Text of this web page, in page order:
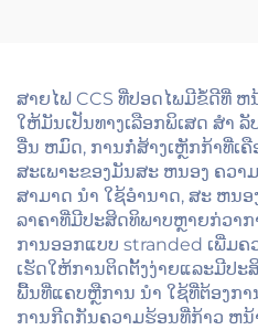
ສາຍໄຟ CCS ທີ່ປອດໄພມີຂໍ້ດີທີ່ ຫ
ໃຫ້ມັນເປັນທາງເລືອກພິເສດ ສໍາ
ອື່ນ ຫມົດ, ການກໍ່ສ້າງເຫຼັກກ້າທີ່ເຄື
ສະເພາະຂອງມັນສະ ຫນອງ ຄວ
ສາມາດ ນໍາ ໃຊ້ອໍານາດ, ສະ ຫນ
ລາຄາທີ່ມີປະສິດທິພາບຫຼາຍກ່ວາ
ການອອກແບບ stranded ເພີ່ມ
ເຮັດໃຫ້ການຕິດຕັ້ງງ່າຍແລະມີປະ
ພື້ນທີ່ແຄບຫຼືການ ນໍາ ໃຊ້ທີ່ຕ້ອງກາ
ການກີດກັນຄວາມຮ້ອນທີ່ກ້າວ ຫນ້